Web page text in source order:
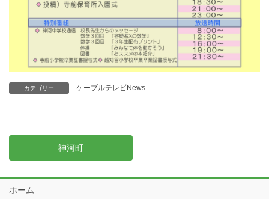
カテゴリー ケーブルテレビNews
神河町
ホーム